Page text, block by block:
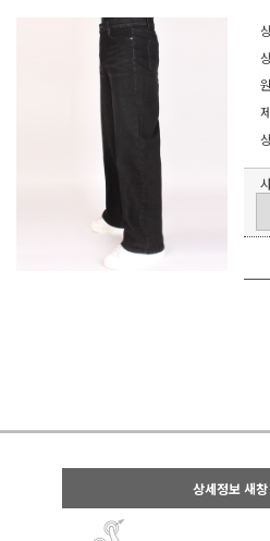
상세정보 새